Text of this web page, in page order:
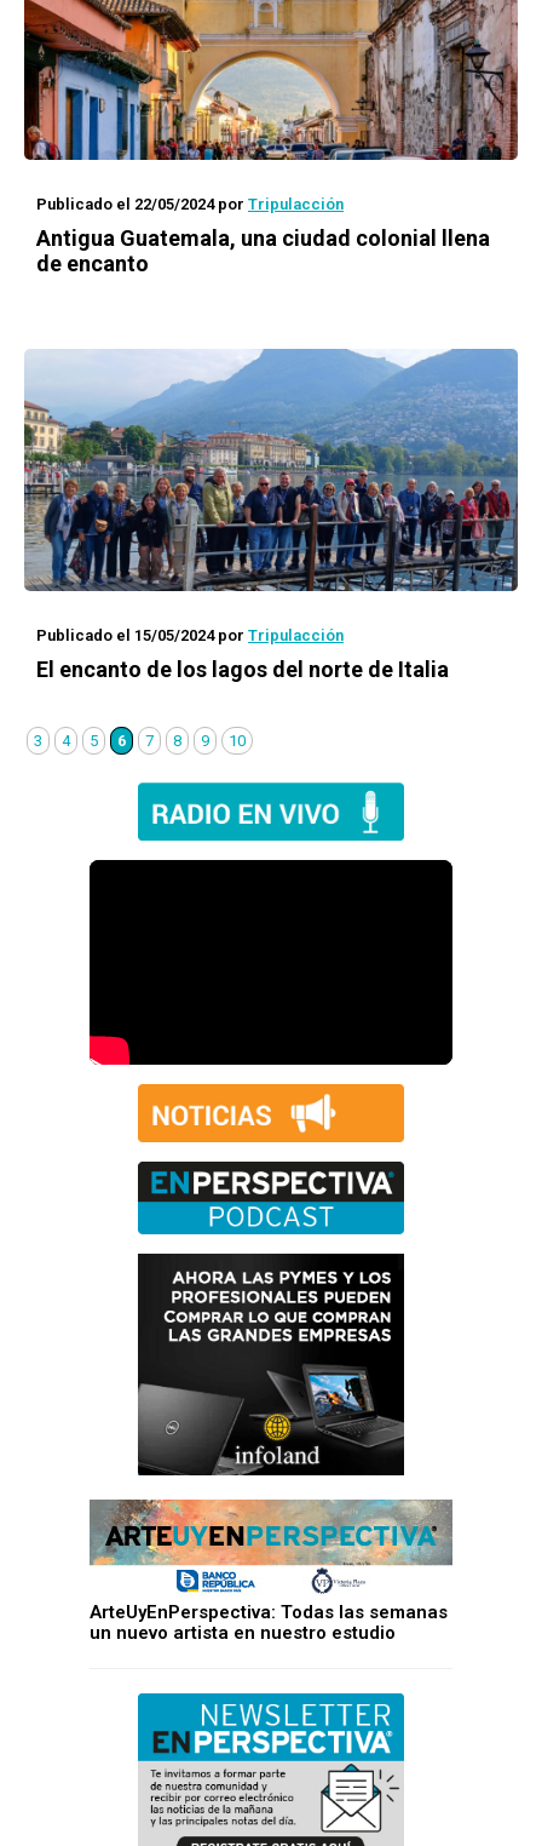
Publicado el 22/05/2024por Tripulacción
Antigua Guatemala, una ciudad colonial llena
de encanto
Publicado el 15/05/2024por Tripulacción
El encanto de los lagos del norte de Italia
3 4 5 6 7 8 9 10
ArteUyEnPerspectiva: Todas las semanas
un nuevo artista en nuestro estudio